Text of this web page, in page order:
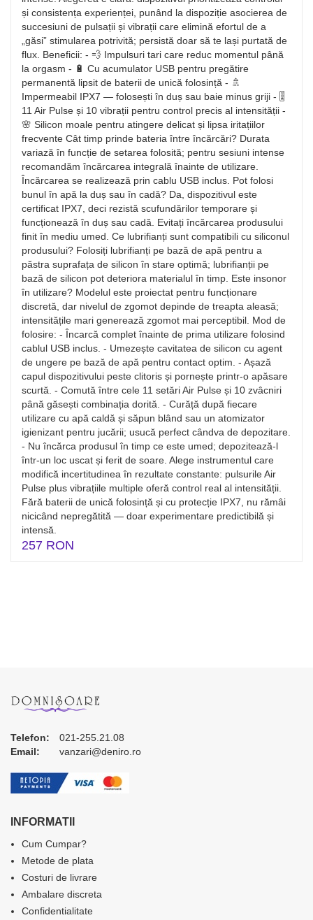
și consistența experienței, punând la dispoziție asocierea de
succesiuni de pulsații și vibrații care elimină efortul de a
„găsi” stimularea potrivită; persistă doar să te lași purtată de
flux. Beneficii: - 💨 Impulsuri tari care reduc momentul până
la orgasm - 🔋 Cu acumulator USB pentru pregătire
permanentă lipsit de baterii de unică folosință - 🚿
Impermeabil IPX7 — folosești în duș sau baie minus griji - 🎚️
11 Air Pulse și 10 vibrații pentru control precis al intensității -
🌸 Silicon moale pentru atingere delicat și lipsa iritațiilor
frecvente Cât timp prinde bateria între încărcări? Durata
variază în funcție de setarea folosită; pentru sesiuni intense
recomandăm încărcarea integrală înainte de utilizare.
Încărcarea se realizează prin cablu USB inclus. Pot folosi
bunul în apă la duș sau în cadă? Da, dispozitivul este
certificat IPX7, deci rezistă scufundărilor temporare și
funcționează în duș sau cadă. Evitați încărcarea produsului
finit în mediu umed. Ce lubrifianți sunt compatibili cu siliconul
produsului? Folosiți lubrifianți pe bază de apă pentru a
păstra suprafața de silicon în stare optimă; lubrifianții pe
bază de silicon pot deteriora materialul în timp. Este insonor
în utilizare? Modelul este proiectat pentru funcționare
discretă, dar nivelul de zgomot depinde de treapta aleasă;
intensitățile mari generează zgomot mai perceptibil. Mod de
folosire: - Încarcă complet înainte de prima utilizare folosind
cablul USB inclus. - Umezește cavitatea de silicon cu agent
de ungere pe bază de apă pentru contact optim. - Așază
capul dispozitivului peste clitoris și pornește printr‑o apăsare
scurtă. - Comută între cele 11 setări Air Pulse și 10 zvâcniri
până găsești combinația dorită. - Curăță după fiecare
utilizare cu apă caldă și săpun blând sau un atomizator
igienizant pentru jucării; usucă perfect cândva de depozitare.
- Nu încărca produsul în timp ce este umed; depozitează-l
într‑un loc uscat și ferit de soare. Alege instrumentul care
modifică incertitudinea în rezultate constante: pulsurile Air
Pulse plus vibrațiile multiple oferă control real al intensității.
Fără baterii de unică folosință și cu protecție IPX7, nu rămâi
nicicând nepregătită — doar experimentare predictibilă și
intensă.
257 RON
Telefon:
021-255.21.08
Email:
vanzari@deniro.ro
INFORMATII
Cum Cumpar?
Metode de plata
Costuri de livrare
Ambalare discreta
Confidentialitate